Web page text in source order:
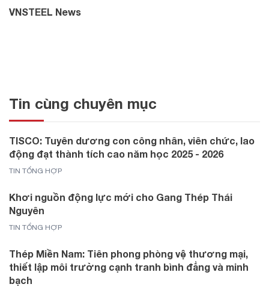
VNSTEEL News
Tin cùng chuyên mục
TISCO: Tuyên dương con công nhân, viên chức, lao
động đạt thành tích cao năm học 2025 - 2026
TIN TỔNG HỢP
Khơi nguồn động lực mới cho Gang Thép Thái
Nguyên
TIN TỔNG HỢP
Thép Miền Nam: Tiên phong phòng vệ thương mại,
thiết lập môi trường cạnh tranh bình đẳng và minh
bạch